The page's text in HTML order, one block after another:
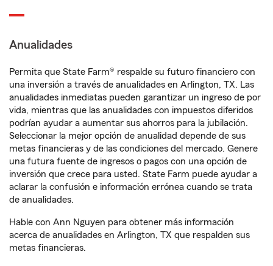
Anualidades
Permita que State Farm® respalde su futuro financiero con
una inversión a través de anualidades en Arlington, TX. Las
anualidades inmediatas pueden garantizar un ingreso de por
vida, mientras que las anualidades con impuestos diferidos
podrían ayudar a aumentar sus ahorros para la jubilación.
Seleccionar la mejor opción de anualidad depende de sus
metas financieras y de las condiciones del mercado. Genere
una futura fuente de ingresos o pagos con una opción de
inversión que crece para usted. State Farm puede ayudar a
aclarar la confusión e información errónea cuando se trata
de anualidades.
Hable con Ann Nguyen para obtener más información
acerca de anualidades en Arlington, TX que respalden sus
metas financieras.